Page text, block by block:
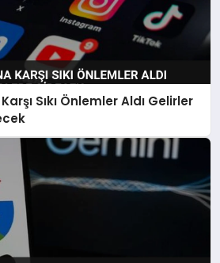
Karşı Sıkı Önlemler Aldı Gelirler